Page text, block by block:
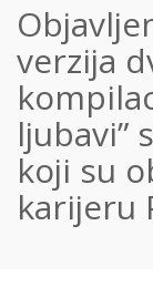
verzija
ljubavi”
koji su
karijeru